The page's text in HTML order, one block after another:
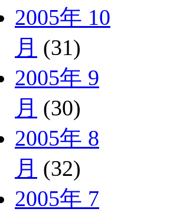
2005年 10
月 (31)
2005年 9
月 (30)
2005年 8
月 (32)
2005年 7